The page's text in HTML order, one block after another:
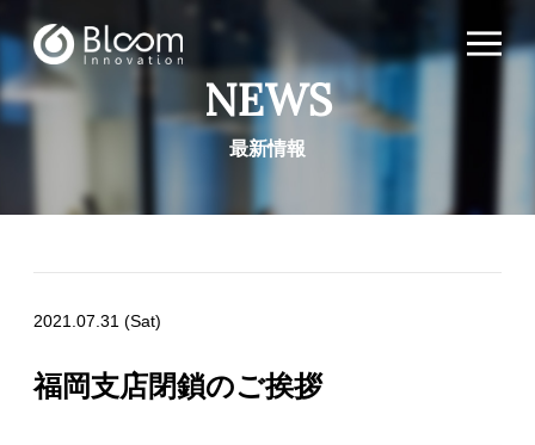
NEWS
最新情報
2021.07.31 (Sat)
福岡支店閉鎖のご挨拶